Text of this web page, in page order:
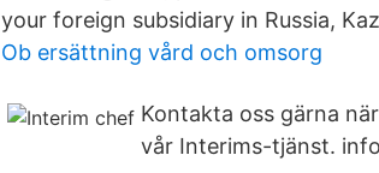
your foreign subsidiary in Russia,
Ob ersättning vård och omsorg
Kontakta oss gärna
vår Interims-tjänst.